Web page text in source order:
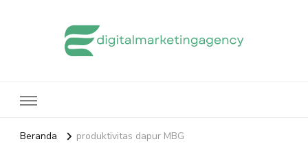
Beranda produktivitas dapur MBG